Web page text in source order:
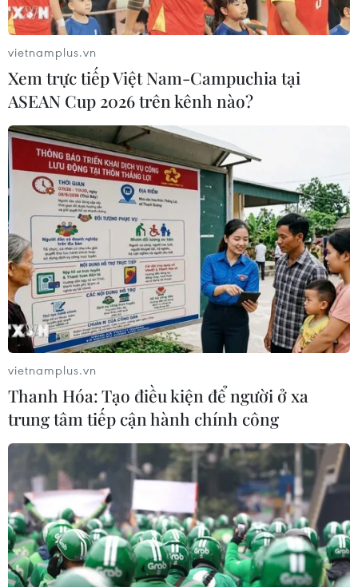
Chuyên gia quốc tế nhận định về đồng
ruble của Nga suy giảm
07/07/2022 14:30
Những ngày gần đây tỷ giá của đồng tiền Nga liên tục
giảm so với những ngoại tệ chủ chốt. Tỷ giá đồng USD
lần đầu tiên vượt mức 60 ruble/USD kể từ ngày 8/6, tỷ
giá đồng euro lần đầu đạt 62 ruble/euro.
Kinh tế Nga: Dự trữ ngoại tệ tăng trở lại,
lạm phát giảm
vietnamplus.vn
Xem trực tiếp Việt Nam-Campuchia tại
ASEAN Cup 2026 trên kênh nào?
vietnamplus.vn
Thanh Hóa: Tạo điều kiện để người ở xa
trung tâm tiếp cận hành chính công